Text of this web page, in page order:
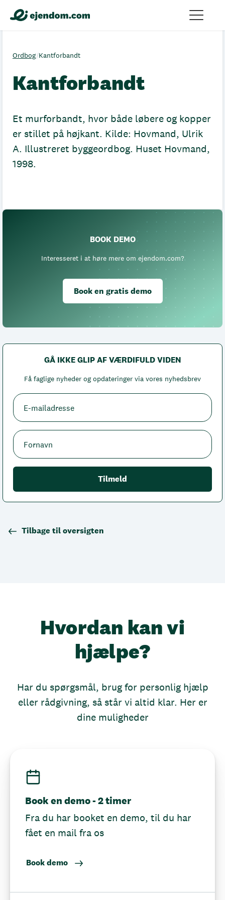
Ordbog/Kantforbandt
Kantforbandt
Et murforbandt, hvor både løbere og kopper
er stillet på højkant. Kilde: Hovmand, Ulrik
A. Illustreret byggeordbog. Huset Hovmand,
1998.
BOOK DEMO
Interesseret i at høre mere om ejendom.com?
Book en gratis demo
GÅ IKKE GLIP AF VÆRDIFULD VIDEN
Få faglige nyheder og opdateringer via vores nyhedsbrev
Tilbage til oversigten
Hvordan kan vi
hjælpe?
Har du spørgsmål, brug for personlig hjælp
eller rådgivning, så står vi altid klar. Her er
dine muligheder
Book en demo - 2 timer
Fra du har booket en demo, til du har
fået en mail fra os
Book demo